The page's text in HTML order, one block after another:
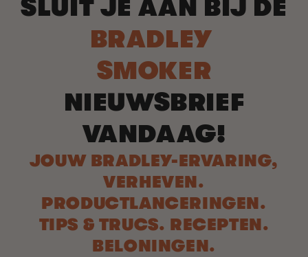
SLUIT JE AAN BIJ DE
BRADLEY
SMOKER
NIEUWSBRIEF
VANDAAG!
JOUW BRADLEY-ERVARING,
VERHEVEN.
PRODUCTLANCERINGEN.
TIPS & TRUCS. RECEPTEN.
BELONINGEN.